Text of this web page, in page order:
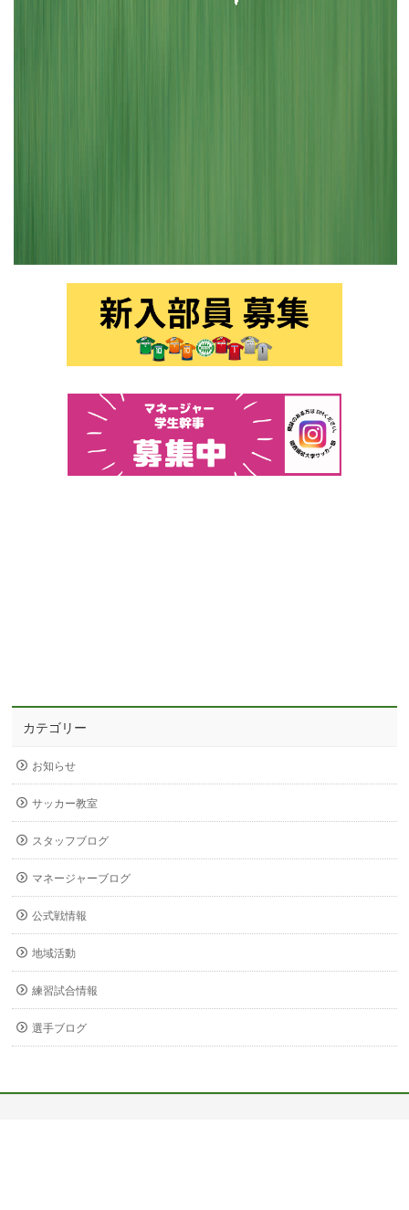
カテゴリー
お知らせ
サッカー教室
スタッフブログ
マネージャーブログ
公式戦情報
地域活動
練習試合情報
選手ブログ